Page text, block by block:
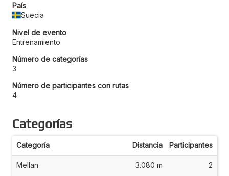
País
Suecia
Nivel de evento
Entrenamiento
Número de categorías
3
Número de participantes con rutas
4
Categorías
Categoría Distancia Participantes
Mellan 3.080 m 2